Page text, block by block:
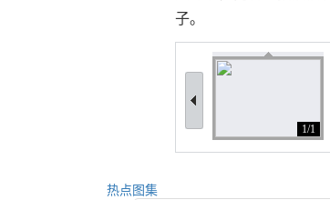
子。
1/1
热点图集